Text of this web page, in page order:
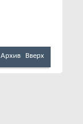
Архив Вверх